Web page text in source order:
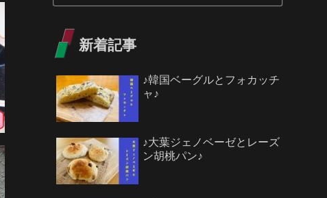
新着記事
♪韓国ベーグルとフォカッチ
ャ♪
♪大葉ジェノベーゼとレーズ
ン胡桃パン♪